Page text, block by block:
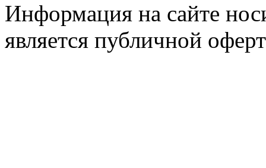
Информация на сайте
является публичной